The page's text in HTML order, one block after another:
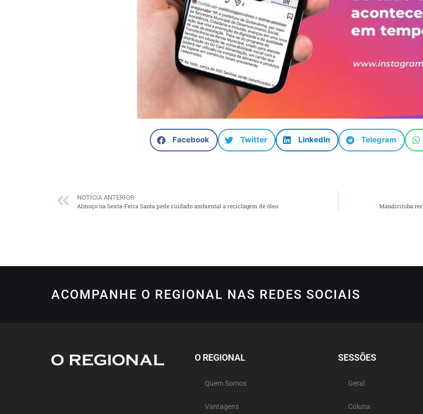
Facebook Twitter LinkedIn Telegram
NOTÍCIA ANTERIOR
Almoço na Sexta-Feira Santa pede cuidado ambiental a reciclagem de óleo
Mandirituba
ACOMPANHE O REGIONAL NAS REDES SOCIAIS
O REGIONAL
Quem Somos
Vantagens
SESSÕES
Geral
Coluna